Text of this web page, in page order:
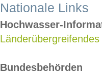
Nationale Links
Hochwasser-
Bundesbehörden